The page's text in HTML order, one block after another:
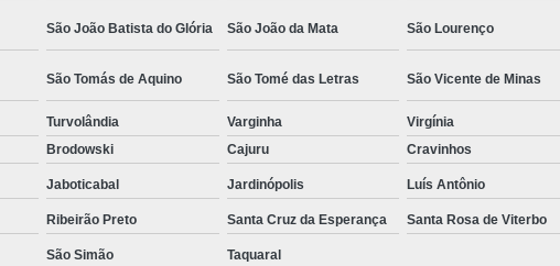
Fábrica de Camisa Social de Homem
Fábrica de Camisa Social para
Loja com Moda Masculina
Loja de Moda
Loja Executivo Moda Masculina
Loja
Loja Moda Masculina Online
Loja Moda
Moda Masculina Loja
Moda Atual
São João Batista do Glória São João da Mata São Lourenço
São Tomás de Aquino São Tomé das Letras São Vicente de Minas
Turvolândia Varginha Virgínia
Brodowski Cajuru Cravinhos
Jaboticabal Jardinópolis Luís Antônio
Ribeirão Preto Santa Cruz da Esperança Santa Rosa de Viterbo
São Simão
Taquaral